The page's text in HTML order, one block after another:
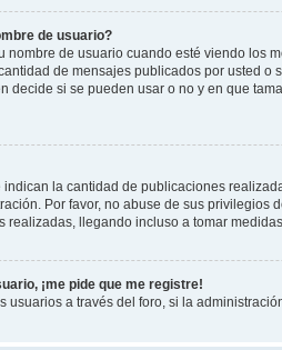
de usuario?
de usuario cuando esté viendo
de mensajes publicados por usted
decide si se pueden usar o no y en que
la cantidad de publicaciones
Por favor, no abuse de sus
llegando incluso a tomar
¡me pide que me registre!
a través del foro, si la